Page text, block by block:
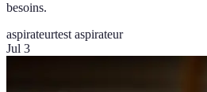
besoins.
aspirateurtest aspirateur
Jul 3